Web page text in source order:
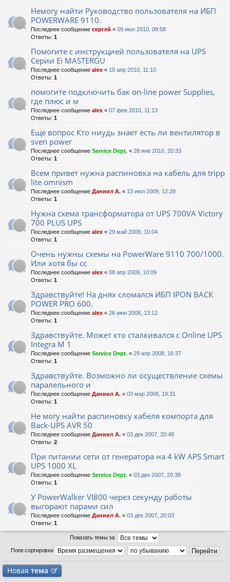
Немогу найти Руководство пользователя на ИБП
POWERWARE 9110.
Последнее сообщение сергей « 09 июл 2010, 09:58
Ответы: 1
Помогите с инструкцией пользователя на UPS
Серии Ei MASTERGU
Последнее сообщение alex « 10 апр 2010, 11:10
Ответы: 1
помогите подключить бак on-line power Supplies,
где плюс и м
Последнее сообщение alex « 07 фев 2010, 11:13
Ответы: 1
Еще вопрос Кто ниудь знает есть ли вентилятор в
sven power
Последнее сообщение Service Dept. « 28 янв 2010, 20:33
Ответы: 1
Всем привет нужна распиновка на кабель для tripp
lite omnism
Последнее сообщение Даниил А. « 13 июл 2009, 12:28
Ответы: 1
Нужна схема трансформатора от UPS 700VA Victory
700 PLUS UPS
Последнее сообщение alex « 29 май 2009, 10:04
Ответы: 1
Очень нужны схемы на PowerWare 9110 700/1000.
Или хотя бы сс
Последнее сообщение alex « 08 апр 2009, 10:09
Ответы: 1
Здравствуйте! На днях сломался ИБП IPON BACK
POWER PRO 600.
Последнее сообщение alex « 26 июн 2008, 13:12
Ответы: 1
Здравствуйте. Может кто сталкивался с Online UPS
Integra M 1
Последнее сообщение Service Dept. « 29 апр 2008, 16:37
Ответы: 1
Здравствуйте. Возможно ли осуществление схемы
паралельного и
Последнее сообщение Даниил А. « 03 мар 2008, 19:31
Ответы: 1
Не могу найти распиновку кабеля компорта для
Back-UPS AVR 50
Последнее сообщение Даниил А. « 03 дек 2007, 20:48
Ответы: 2
При питании сети от генератора на 4 kW APS Smart
UPS 1000 XL
Последнее сообщение Service Dept. « 03 дек 2007, 20:38
Ответы: 1
У PowerWalker VI800 через секунду работы
выгорают парами сил
Последнее сообщение Даниил А. « 03 дек 2007, 20:03
Ответы: 1
Показать темы за:
Поле сортировки
Новая тема